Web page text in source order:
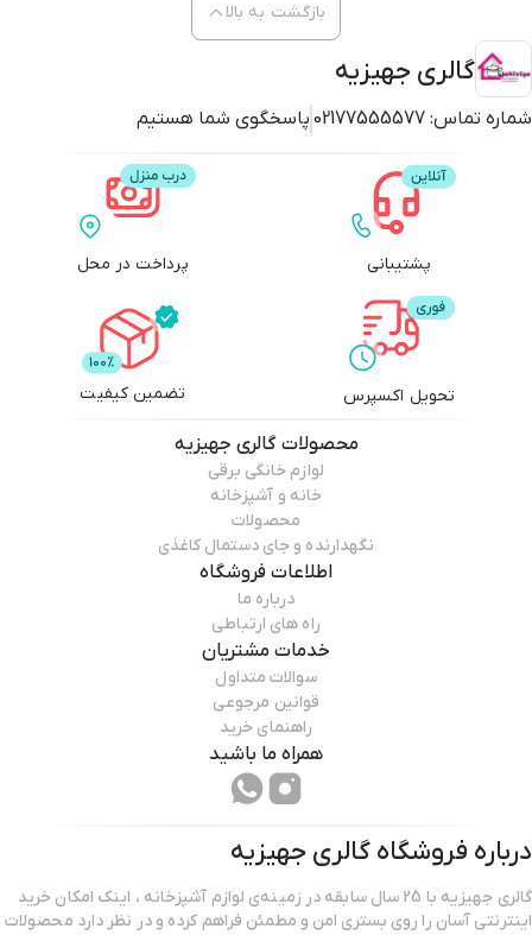
گالری جهیزیه
شماره تماس: 02177555577 پاسخگوی شما هستیم
بازگشت به بالا
پشتیبانی پرداخت در محل
تحویل اکسپرس تضمین کیفیت
محصولاتگالری جهیزیه
لوازم خانگی برقی
خانه و آشپزخانه
محصولات
نگهدارنده و جای دستمال کاغذی
اطلاعات فروشگاه
درباره ما
راه های ارتباطی
خدمات مشتریان
سوالات متداول
قوانین مرجوعی
راهنمای خرید
همراه ما باشید
درباره فروشگاه گالری جهیزیه
گالری جهیزیه با 25 سال سابقه در زمینه‌ی لوازم آشپزخانه ، اینک امکان خرید
اینترنتی آسان را روی بستری امن و مطمئن فراهم کرده و در نظر دارد محصولات